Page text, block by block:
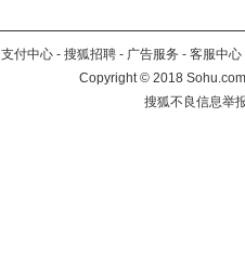
支付中心 - 搜狐招聘 - 广告服务 - 客服中心
Copyright©2018
搜狐不良信息举